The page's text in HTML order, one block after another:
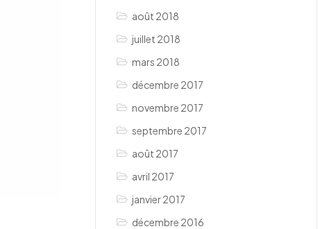
août 2018
juillet 2018
mars 2018
décembre 2017
novembre 2017
septembre 2017
août 2017
avril 2017
janvier 2017
décembre 2016